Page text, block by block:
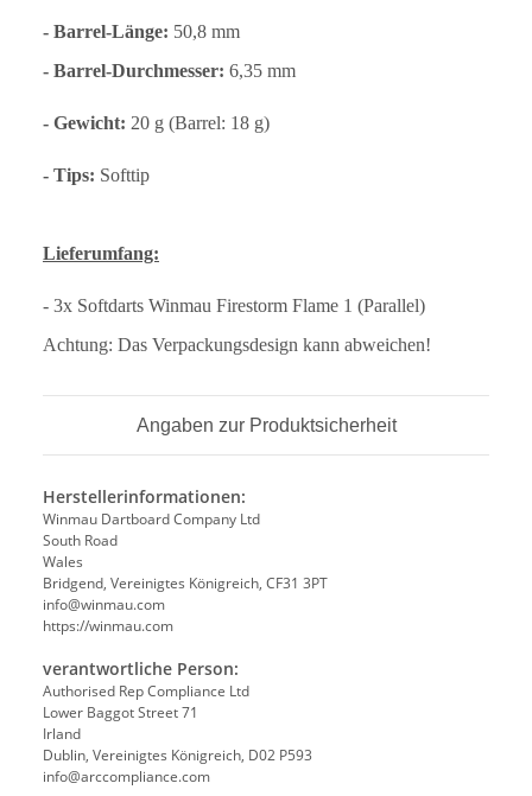
- Barrel-Länge: 50,8 mm
- Barrel-Durchmesser: 6,35 mm
- Gewicht: 20 g (Barrel: 18 g)
- Tips: Softtip
Lieferumfang:
- 3x Softdarts Winmau Firestorm Flame 1 (Parallel)
Achtung: Das Verpackungsdesign kann abweichen!
Angaben zur Produktsicherheit
Herstellerinformationen:
Winmau Dartboard Company Ltd
South Road
Wales
Bridgend, Vereinigtes Königreich, CF31 3PT
info@winmau.com
https://winmau.com
verantwortliche Person:
Authorised Rep Compliance Ltd
Lower Baggot Street 71
Irland
Dublin, Vereinigtes Königreich, D02 P593
info@arccompliance.com